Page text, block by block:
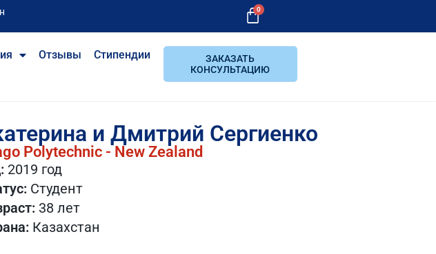
0
Отзывы Стипендии
ЗАКАЗАТЬ
КОНСУЛЬТАЦИЮ
и Дмитрий Сергиенко
Polytechnic - New Zealand
2019 год​
Студент
38 лет​
Казахстан​